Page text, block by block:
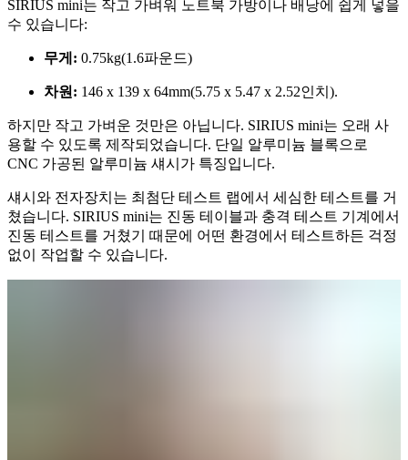
SIRIUS mini는 작고 가벼워 노트북 가방이나 배낭에 쉽게 넣을
수 있습니다:
무게: 0.75kg(1.6파운드)
차원: 146 x 139 x 64mm(5.75 x 5.47 x 2.52인치).
하지만 작고 가벼운 것만은 아닙니다. SIRIUS mini는 오래 사
용할 수 있도록 제작되었습니다. 단일 알루미늄 블록으로
CNC 가공된 알루미늄 섀시가 특징입니다.
섀시와 전자장치는 최첨단 테스트 랩에서 세심한 테스트를 거
쳤습니다. SIRIUS mini는 진동 테이블과 충격 테스트 기계에서
진동 테스트를 거쳤기 때문에 어떤 환경에서 테스트하든 걱정
없이 작업할 수 있습니다.